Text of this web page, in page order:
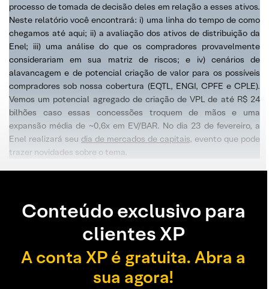
processo de tomada de decisão deles em relação a esses ativos.
Neste relatório você encontrará: i) uma linha do tempo de como
chegamos até aqui; ii) a avaliação dos ativos de distribuição da
Enel; iii) uma análise do que os compradores provavelmente
considerariam em sua matriz de riscos; e iv) cenários de
alavancagem e de potencial criação de valor para os possíveis
compradores sob nossa cobertura (EQTL, ENGI, CPFE e CPLE).
Vemos um potencial agregado de criação de VPL de até R$ 24
bilhões caso essas concessões troquem de mãos e uma
expansão média de ~0,6x em EV/BAR. No dia 23 de fevereiro, a
Enel realizará seu dia de mercados de capitais, evento que pode
trazer novidades sobre o tema.
Conteúdo exclusivo para
clientes XP
A conta XP é gratuita. Abra a
sua agora!